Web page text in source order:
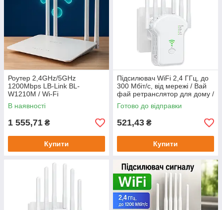
Роутер 2,4GHz/5GHz
1200Mbps LB-Link BL-
W1210M / Wi-Fi
маршрутизатор /
Двохдіапазонний Wi-Fi /
дому
В наявності
1 555,71 ₴
Купити
Підсилювач WiFi 2,4 ГГц, до
300 Мбіт/с, від мережі / Вай
фай ретранслятор для дому /
Wifi репітер / Маршрутизатор
Готово до відправки
521,43 ₴
Купити